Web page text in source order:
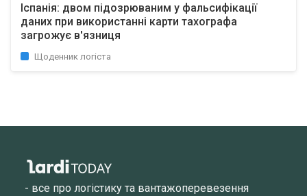
Іспанія: двом підозрюваним у фальсифікації
даних при використанні карти тахографа
загрожує в'язниця
Щоденник логіста
- все про логістику та вантажоперевезення